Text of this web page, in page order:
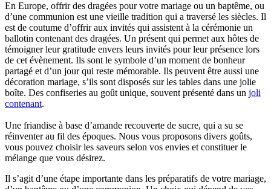
En Europe, offrir des dragées pour votre mariage ou un baptême, ou
d’une communion est une vieille tradition qui a traversé les siècles. Il
est de coutume d’offrir aux invités qui assistent à la cérémonie un
ballotin contenant des dragées. Un présent qui permet aux hôtes de
témoigner leur gratitude envers leurs invités pour leur présence lors
de cet évènement. Ils sont le symbole d’un moment de bonheur
partagé et d’un jour qui reste mémorable. Ils peuvent être aussi une
décoration mariage, s’ils sont disposés sur les tables dans une jolie
boîte. Des confiseries au goût unique, souvent présenté dans un joli
contenant.
Une friandise à base d’amande recouverte de sucre, qui a su se
réinventer au fil des époques. Nous vous proposons divers goûts,
vous pouvez choisir les saveurs selon vos envies et constituer le
mélange que vous désirez.
Il s’agit d’une étape importante dans les préparatifs de votre mariage,